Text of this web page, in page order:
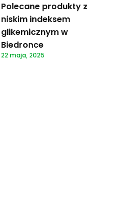
Polecane produkty z
niskim indeksem
glikemicznym w
Biedronce
22 maja, 2025